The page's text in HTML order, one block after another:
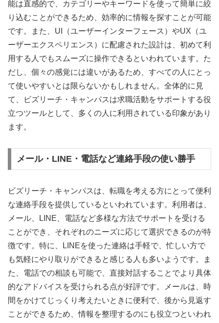
能は直感的で、カテゴリーやキーワードを使って簡単に絞
り込むことができるため、効率的に情報を探すことが可能
です。また、UI（ユーザーインターフェース）やUX（ユ
ーザーエクスペリエンス）に配慮された設計は、初めて利
用する人でもスムーズに操作できるといわれています。た
だし、個々の感覚には違いがあるため、すべての人にとっ
て使いやすいとは限らないかもしれません。全体的に見
て、ビズリーチ・キャンパスは求職活動をサポートする役
立つツールとして、多くの人に利用されている印象があり
ます。
メール・LINE・電話など連絡手段の使い勝手
ビズリーチ・キャンパスは、転職を考える方にとって便利
な連絡手段を提供しているといわれています。利用者は、
メール、LINE、電話など多様な方法でサポートを受ける
ことができ、それぞれのニーズに応じて選択できるのが特
徴です。特に、LINEを使った連絡は手軽で、忙しい方で
も気軽にやり取りができると感じる人も多いようです。ま
た、電話での相談も可能で、直接対話することでより具体
的なアドバイスを受けられる点が好評です。メールは、時
間をかけてじっくり考えたいときに便利で、後から見返す
ことができるため、情報を整理するのにも役立つといわれ